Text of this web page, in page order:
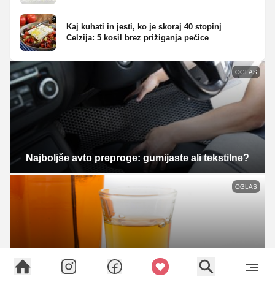
Kaj kuhati in jesti, ko je skoraj 40 stopinj
Celzija: 5 kosil brez prižiganja pečice
OGLAS
Najboljše avto preproge: gumijaste ali tekstilne?
OGLAS
Medeno žganje: s čim ga postreči za popoln
užitek?